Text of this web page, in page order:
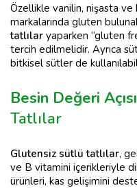
Özellikle vanilin, nişasta ve
markalarında gluten
tatlılar yaparken “gluten
tercih edilmelidir. Ayrıca
bitkisel sütler de
Besin Değeri
Tatlılar
Glutensiz sütlü tatlılar,
ve B vitamini içerikleriyle
ürünleri, kas gelişimini